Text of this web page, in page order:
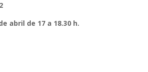
abril de 17 a 18.30 h.